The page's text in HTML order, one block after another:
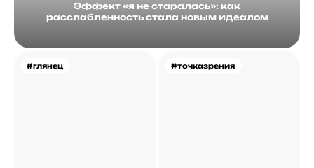
Эффект «я не старалась»: как
расслабленность стала новым идеалом
#глянец #точказрения